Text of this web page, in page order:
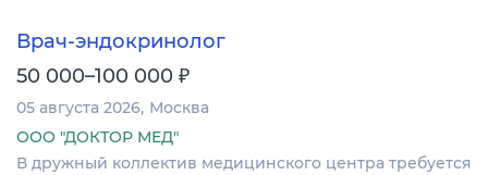
Врач-эндокринолог
50 000–100 000 ₽
05 августа 2026 Москва
ООО "ДОКТОР МЕД"
В дружный коллектив медицинского центра требуется